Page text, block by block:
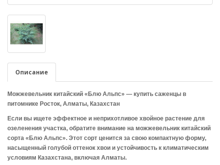
Описание
Можжевельник китайский «Блю Альпс» — купить саженцы в
питомнике Росток, Алматы, Казахстан
Если вы ищете эффектное и неприхотливое хвойное растение для
озеленения участка, обратите внимание на можжевельник китайский
сорта «Блю Альпс». Этот сорт ценится за свою компактную форму,
насыщенный голубой оттенок хвои и устойчивость к климатическим
условиям Казахстана, включая Алматы.